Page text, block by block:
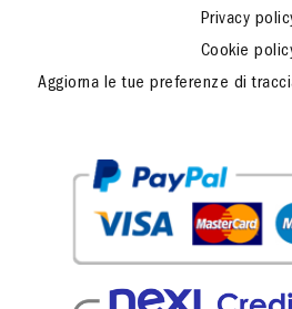
Privacy
Cookie
Aggiorna le tue preferenze di